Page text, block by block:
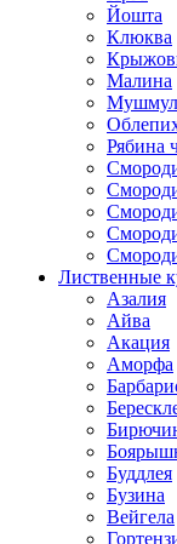
Йошта
Клюква
Малина
Рябина
Лиственные
Азалия
Айва
Акация
Аморфа
Буддлея
Бузина
Вейгела